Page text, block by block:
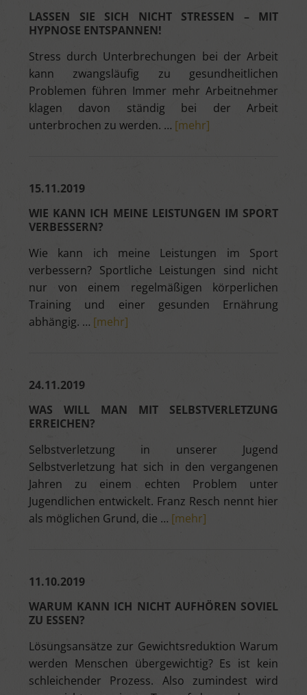
LASSEN SIE SICH NICHT STRESSEN – MIT
HYPNOSE ENTSPANNEN!
Stress durch Unterbrechungen bei der Arbeit
kann zwangsläufig zu gesundheitlichen
Problemen führen Immer mehr Arbeitnehmer
klagen davon ständig bei der Arbeit
unterbrochen zu werden. … [mehr]
15.11.2019
WIE KANN ICH MEINE LEISTUNGEN IM SPORT
VERBESSERN?
Wie kann ich meine Leistungen im Sport
verbessern? Sportliche Leistungen sind nicht
nur von einem regelmäßigen körperlichen
Training und einer gesunden Ernährung
abhängig. … [mehr]
24.11.2019
WAS WILL MAN MIT SELBSTVERLETZUNG
ERREICHEN?
Selbstverletzung in unserer Jugend
Selbstverletzung hat sich in den vergangenen
Jahren zu einem echten Problem unter
Jugendlichen entwickelt. Franz Resch nennt hier
als möglichen Grund, die … [mehr]
11.10.2019
WARUM KANN ICH NICHT AUFHÖREN SOVIEL
ZU ESSEN?
Lösungsansätze zur Gewichtsreduktion Warum
werden Menschen übergewichtig? Es ist kein
schleichender Prozess. Also zumindest wird